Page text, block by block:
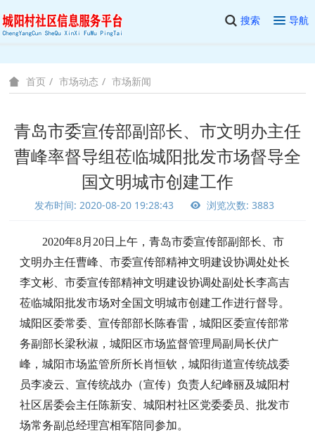
搜索 导航
首页 市场动态 市场新闻
青岛市委宣传部副部长、市文明办主任
曹峰率督导组莅临城阳批发市场督导全
国文明城市创建工作
发布时间: 2020-08-20 19:28:43 浏览次数: 3883
2020年8月 20日 上午 ，青岛市委宣传部副部长、市
文明办主任曹峰、市委宣传部精神文明建设协调处处长
李文彬、市委宣传部精神文明建设协调处副处长李高吉
莅临城阳批发市场对全国文明城市创建工作进行督导。
城阳区委常委、宣传部部长陈春雷，城阳区委宣传部常
务副部长梁秋淑，城阳区市场监督管理局副局长伏广
峰，城阳市场监管所所长肖恒钦，城阳街道宣传统战委
员李凌云、宣传统战办（宣传）负责人纪峰丽及城阳村
社区居委会主任陈新安、城阳村社区党委委员、批发市
场常务副总经理宫相军陪同参加。